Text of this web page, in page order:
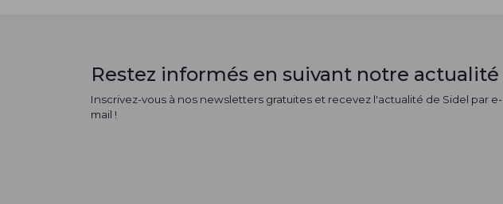
Restez informés en suivant notre actualité
Inscrivez-vous à nos newsletters gratuites et recevez l'actualité de Sidel par e-
mail !